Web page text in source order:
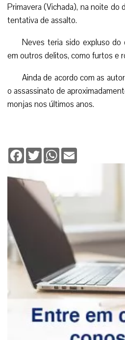
Primavera (Vichada), na noite do
tentativa de assalto.
Neves teria sido expluso do
em outros delitos, como furtos e
Ainda de acordo com as
o assassinato de
monjas nos últimos anos.
Facebook
TwitterWhatsApp